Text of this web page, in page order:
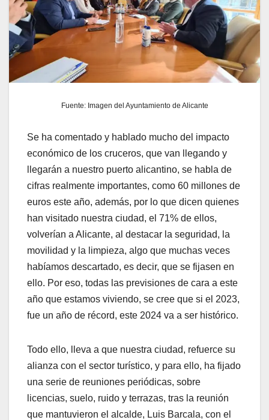
Fuente: Imagen del Ayuntamiento de Alicante
Se ha comentado y hablado mucho del impacto
económico de los cruceros, que van llegando y
llegarán a nuestro puerto alicantino, se habla de
cifras realmente importantes, como 60 millones de
euros este año, además, por lo que dicen quienes
han visitado nuestra ciudad, el 71% de ellos,
volverían a Alicante, al destacar la seguridad, la
movilidad y la limpieza, algo que muchas veces
habíamos descartado, es decir, que se fijasen en
ello. Por eso, todas las previsiones de cara a este
año que estamos viviendo, se cree que si el 2023,
fue un año de récord, este 2024 va a ser histórico.
Todo ello, lleva a que nuestra ciudad, refuerce su
alianza con el sector turístico, y para ello, ha fijado
una serie de reuniones periódicas, sobre
licencias, suelo, ruido y terrazas, tras la reunión
que mantuvieron el alcalde, Luis Barcala, con el